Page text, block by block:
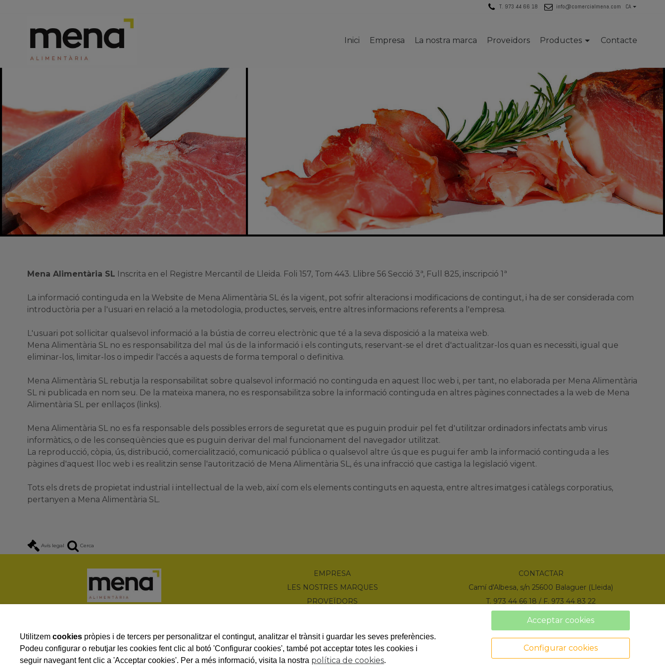
T. 973 44 66 18 info@comercialmena.com CA
Inici Empresa La nostra marca Proveïdors Productes Contacte
Mena Alimentària SL Inscrita en el Registre Mercantil de Lleida. Foli 157, Tom 443. Llibre 56 Secció 3ª, Full 825, inscripció 1ª
La informació continguda en la Website de Mena Alimentària SL és la vigent, pot sofrir alteracions i modificacions de contingut, i ha de ser considerada com
introductòria per a l'usuari en relació a la metodologia, productes, serveis, entre altres informacions referents a l'empresa.
L'usuari pot sol·licitar qualsevol informació a la bústia de correu electrònic que té a la seva disposició a la mateixa web.
Mena Alimentària SL no es responsabilitza del mal ús de la informació i els continguts, reservant-se el dret d'actualitzar-los quan es necessiti, igual que
eliminar-los, limitar-los o impedir l'accés a aquests de forma temporal o definitiva.
Mena Alimentària SL rebutja la responsabilitat sobre qualsevol informació no continguda en aquest lloc web i, per tant, no elaborada per Mena Alimentària
SL ni publicada en nom seu. De la mateixa manera, no es responsabilitza sobre la informació continguda en altres pàgines connectades a la web de Mena
Alimentària SL per enllaços (links).
Mena Alimentària SL no es fa responsable dels possibles errors de seguretat que es puguin produir pel fet d'utilitzar ordinadors infectats amb virus
informàtics, o de les conseqüències que es puguin derivar del mal funcionament del navegador utilitzat.
La reproducció, còpia, ús, distribució, comercialització, comunicació pública o qualsevol altre ús que es pugui fer amb la informació continguda a les
pàgines d'aquest lloc web i es realitzin sense l'autorització de Mena Alimentària SL, és una infracció que castiga la legislació vigent.
Tots els drets de propietat industrial i intel·lectual de la web, així com els elements continguts en aquesta, entre altres imatges i catàlegs corporatius,
pertanyen a Mena Alimentària SL.
Avís legal Cerca
EMPRESA
LES NOSTRES MARQUES
PROVEÏDORS
PROMOCIONS
CONTACTAR
Camí d'Albesa, s/n 25600 Balaguer (Lleida)
T. 973 44 66 18 / F. 973 44 83 22
info@comercialmena.com
Utilitzemcookies pròpies i de tercers per personalitzar el contingut, analitzar el trànsit i guardar les seves preferències.
Podeu configurar o rebutjar les cookies fent clic al botó 'Configurar cookies', també pot acceptar totes les cookies i
seguir navegant fent clic a 'Acceptar cookies'. Per a més informació, visita la nostra política de cookies.
Acceptar cookies
Configurar cookies